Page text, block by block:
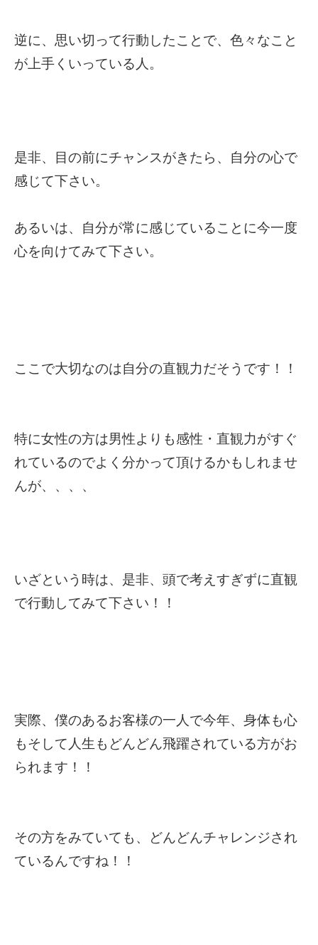
逆に、思い切って行動したことで、色々なこと
が上手くいっている人。
是非、目の前にチャンスがきたら、自分の心で
感じて下さい。
あるいは、自分が常に感じていることに今一度
心を向けてみて下さい。
ここで大切なのは自分の直観力だそうです！！
特に女性の方は男性よりも感性・直観力がすぐ
れているのでよく分かって頂けるかもしれませ
んが、、、、
いざという時は、是非、頭で考えすぎずに直観
で行動してみて下さい！！
実際、僕のあるお客様の一人で今年、身体も心
もそして人生もどんどん飛躍されている方がお
られます！！
その方をみていても、どんどんチャレンジされ
ているんですね！！